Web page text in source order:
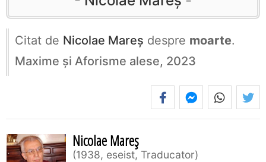
Citat de Nicolae Mareș despre moarte.
Maxime și Aforisme alese, 2023
Nicolae Mareș
1938, eseist, Traducator